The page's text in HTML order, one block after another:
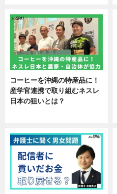
コーヒーを沖縄の特産品に！
産学官連携で取り組むネスレ
日本の狙いとは？